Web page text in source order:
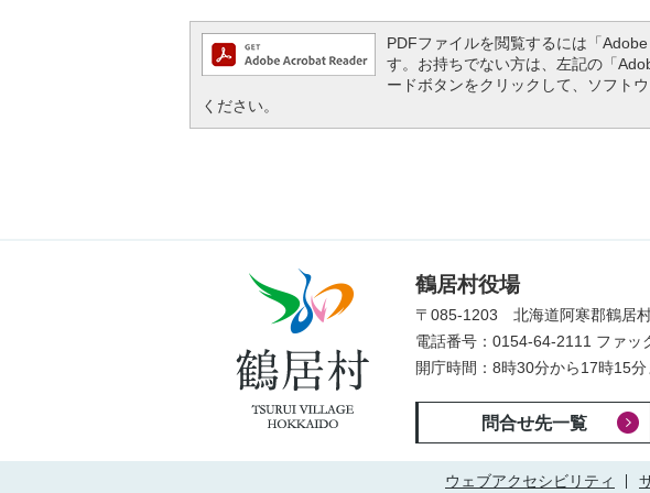
PDFファイルを閲覧するには「
す。お持ちでない方は、左記の「
ードボタンをクリックして、ソフト
ください。
鶴
TSURUI
VILLAGE
HOKKAIDO
鶴居村役場
〒085-1203 北海道阿寒郡鶴居
電話番号：0154-64-2111 ファッ
開庁時間：8時30分から17時15分
問合せ先一覧
ウェブアクセシビリティ